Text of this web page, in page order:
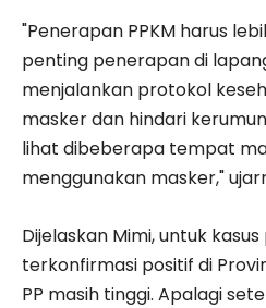
"Penerapan PPKM harus
penting penerapan di
menjalankan protokol
masker dan hindari
lihat dibeberapa tempat
menggunakan masker,"
Dijelaskan Mimi, untuk
terkonfirmasi positif di
PP masih tinggi. Apalagi